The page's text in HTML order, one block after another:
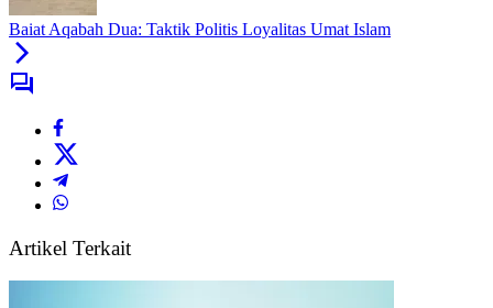
Baiat Aqabah Dua: Taktik Politis Loyalitas Umat Islam
Artikel Terkait